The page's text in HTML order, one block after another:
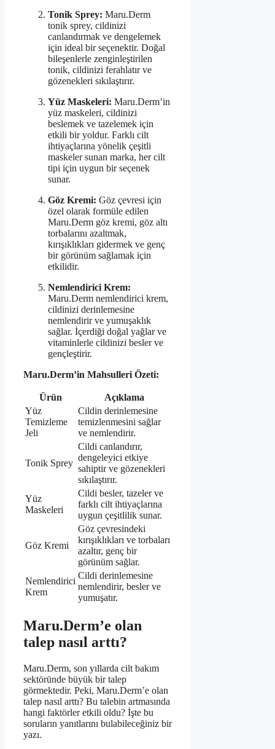
Tonik Sprey: Maru.Derm
tonik sprey, cildinizi
canlandırmak ve dengelemek
için ideal bir seçenektir. Doğal
bileşenlerle zenginleştirilen
tonik, cildinizi ferahlatır ve
gözenekleri sıkılaştırır.
Yüz Maskeleri: Maru.Derm’in
yüz maskeleri, cildinizi
beslemek ve tazelemek için
etkili bir yoldur. Farklı cilt
ihtiyaçlarına yönelik çeşitli
maskeler sunan marka, her cilt
tipi için uygun bir seçenek
sunar.
Göz Kremi: Göz çevresi için
özel olarak formüle edilen
Maru.Derm göz kremi, göz altı
torbalarını azaltmak,
kırışıklıkları gidermek ve genç
bir görünüm sağlamak için
etkilidir.
Nemlendirici Krem:
Maru.Derm nemlendirici krem,
cildinizi derinlemesine
nemlendirir ve yumuşaklık
sağlar. İçerdiği doğal yağlar ve
vitaminlerle cildinizi besler ve
gençleştirir.
Maru.Derm’in Mahsulleri Özeti:
Ürün
Açıklama
Yüz
Temizleme
Jeli
Cildin derinlemesine
temizlenmesini sağlar
ve nemlendirir.
Tonik Sprey
Cildi canlandırır,
dengeleyici etkiye
sahiptir ve gözenekleri
sıkılaştırır.
Yüz
Maskeleri
Cildi besler, tazeler ve
farklı cilt ihtiyaçlarına
uygun çeşitlilik sunar.
Göz Kremi
Göz çevresindeki
kırışıklıkları ve torbaları
azaltır, genç bir
görünüm sağlar.
Nemlendirici
Krem
Cildi derinlemesine
nemlendirir, besler ve
yumuşatır.
Maru.Derm’e olan
talep nasıl arttı?
Maru.Derm, son yıllarda cilt bakım
sektöründe büyük bir talep
görmektedir. Peki, Maru.Derm’e olan
talep nasıl arttı? Bu talebin artmasında
hangi faktörler etkili oldu? İşte bu
soruların yanıtlarını bulabileceğiniz bir
yazı.